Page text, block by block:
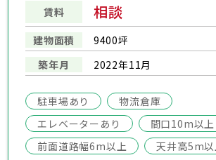
賃料 相談
建物面積
9400坪
築年月
2022年11月
駐車場あり
物流倉庫
エレベーターあり
間口10m以上
前面道路幅6m以上
天井高5m以